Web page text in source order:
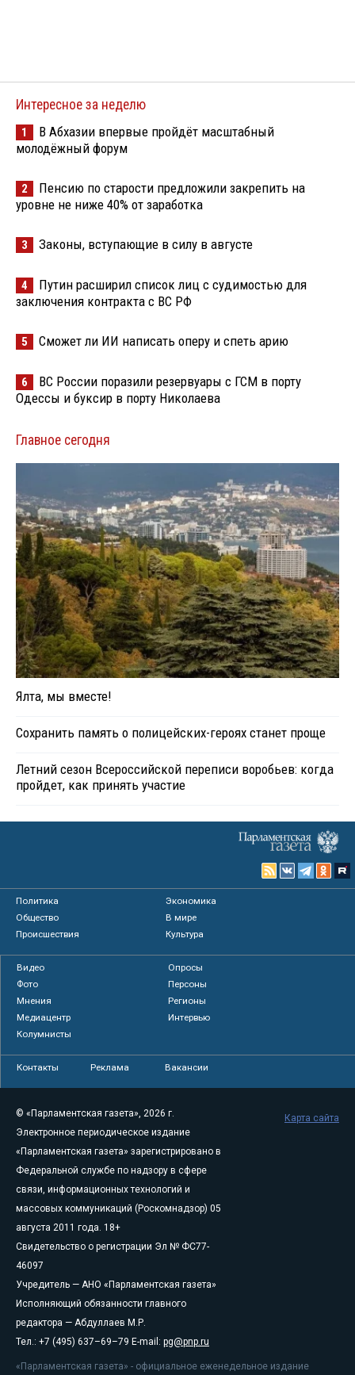
Интересное за неделю
1
В Абхазии впервые пройдёт масштабный
молодёжный форум
2
Пенсию по старости предложили закрепить на
уровне не ниже 40% от заработка
3 Законы, вступающие в силу в августе
4
Путин расширил список лиц с судимостью для
заключения контракта с ВС РФ
5 Сможет ли ИИ написать оперу и спеть арию
6
ВС России поразили резервуары с ГСМ в порту
Одессы и буксир в порту Николаева
Главное сегодня
Ялта, мы вместе!
Сохранить память о полицейских-героях станет проще
Летний сезон Всероссийской переписи воробьев: когда
пройдет, как принять участие
Политика
Экономика
Общество
В мире
Происшествия
Культура
Видео
Опросы
Фото
Персоны
Мнения
Регионы
Медиацентр
Интервью
Колумнисты
Контакты Реклама Вакансии
© «Парламентская газета», 2026 г.
Электронное периодическое издание
«Парламентская газета» зарегистрировано в
Федеральной службе по надзору в сфере
связи, информационных технологий и
массовых коммуникаций (Роскомнадзор) 05
августа 2011 года. 18+
Свидетельство о регистрации Эл № ФС77-
46097
Учредитель — АНО «Парламентская газета»
Исполняющий обязанности главного
редактора — Абдуллаев М.Р.
Тел.: +7 (495) 637–69–79 E-mail: pg@pnp.ru
«Парламентская газета» - официальное еженедельное издание
Карта сайта